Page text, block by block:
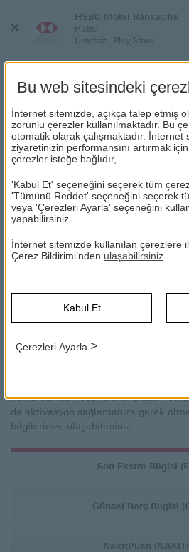
Menüyü
HSBC Mobil Bankacılık
HSBC
Ücretsiz - Play Store
SMS Bankacılığı
Sen Mesajını Seç, Kredi
Gelsin! Kredi kartınızın
için 4477'ye tek bir SMS
SMS Bankacılığı sayesinde Turkcell
bilgi almak istediğiniz hizmetin adını
bilgi alacağınız kart numarasının son
kısa mesaj göndererek, kredi
borç bilgilerine ulaşabilir, kartınızda
numarasından cep telefonunuza
da aktivasyon sağlamanıza gerek
bilgilerinize ulaşabilirsiniz.
Son Ekstre Bilgisi
Güncel Borç Bilgisi
NakitPuan
Bu web sitesindeki
İnternet sitemizde, açıkça talep etmiş
zorunlu çerezler kullanılmaktadır. Bu
otomatik olarak çalışmaktadır. İnternet
ziyaretinizin performansını artırmak
çerezler isteğe bağlıdır,
'Kabul Et' seçeneğini seçerek tüm
'Tümünü Reddet' seçeneğini seçerek
veya 'Çerezleri Ayarla' seçeneğini
yapabilirsiniz.
İnternet sitemizde kullanılan çerezlere
Çerez Bildirimi’nden ulaşabilirsiniz
Kabul Et
Çerezleri Ayarla >